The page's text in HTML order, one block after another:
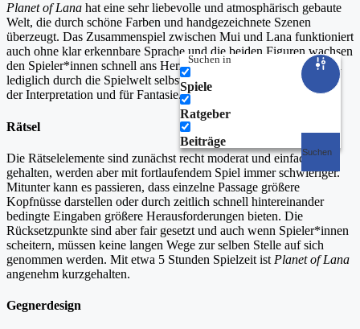
Suchen
Suchen in
Spiele
Ratgeber
Beiträge
Planet of Lana hat eine sehr liebevolle und atmosphärisch gebaute
Welt, die durch schöne Farben und handgezeichnete Szenen
überzeugt. Das Zusammenspiel zwischen Mui und Lana funktioniert
auch ohne klar erkennbare Sprache und die beiden Figuren wachsen
den Spieler*innen schnell ans Herz. Die Geschichte der Welt wird
lediglich durch die Spielwelt selbst erzählt und gibt Möglichkeiten
der Interpretation und für Fantasie.
Rätsel
Die Rätselelemente sind zunächst recht moderat und einfach
gehalten, werden aber mit fortlaufendem Spiel immer schwieriger.
Mitunter kann es passieren, dass einzelne Passage größere
Kopfnüsse darstellen oder durch zeitlich schnell hintereinander
bedingte Eingaben größere Herausforderungen bieten. Die
Rücksetzpunkte sind aber fair gesetzt und auch wenn Spieler*innen
scheitern, müssen keine langen Wege zur selben Stelle auf sich
genommen werden. Mit etwa 5 Stunden Spielzeit ist Planet of Lana
angenehm kurzgehalten.
Gegnerdesign